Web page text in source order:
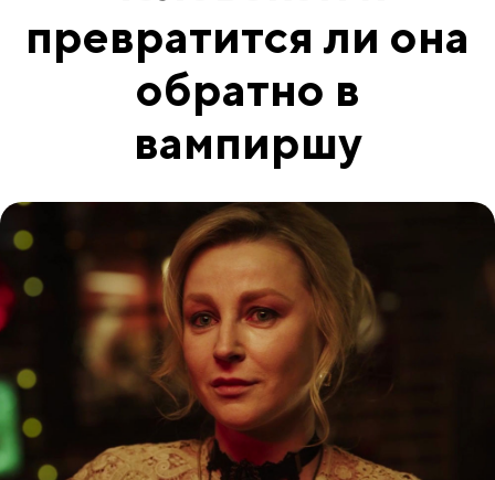
превратится ли она
обратно в
вампиршу